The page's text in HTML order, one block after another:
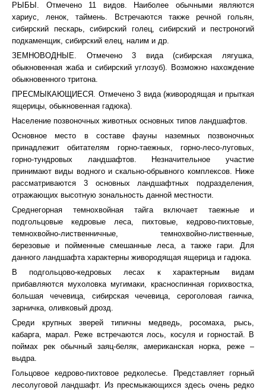
РЫБЫ. Отмечено 11 видов. Наиболее обычными являются
хариус, ленок, таймень. Встречаются также речной гольян,
сибирский пескарь, сибирский голец, сибирский и пестроногий
подкаменщик, сибирский елец, налим и др.
ЗЕМНОВОДНЫЕ. Отмечено 3 вида (сибирская лягушка,
обыкновенная жаба и сибирский углозуб). Возможно нахождение
обыкновенного тритона.
ПРЕСМЫКАЮЩИЕСЯ. Отмечено 3 вида (живородящая и прыткая
ящерицы, обыкновенная гадюка).
Население позвоночных животных основных типов ландшафтов.
Основное место в составе фауны наземных позвоночных
принадлежит обитателям горно-таежных, горно-лесо-луговых,
горно-тундровых ландшафтов. Незначительное участие
принимают виды водного и скально-обрывного комплексов. Ниже
рассматриваются 3 основных ландшафтных подразделения,
отражающих высотную зональность данной местности.
Среднегорная темнохвойная тайга включает таежные и
подгольцовые кедровые леса, пихтовые, кедрово-пихтовые,
темнохвойно-лиственничные, темнохвойно-лиственные,
березовые и пойменные смешанные леса, а также гари. Для
данного ландшафта характерны живородящая ящерица и гадюка.
В подгольцово-кедровых лесах к характерным видам
прибавляются мухоловка мугимаки, красноспинная горихвостка,
большая чечевица, сибирская чечевица, сероголовая гаичка,
зарничка, оливковый дрозд.
Среди крупных зверей типичны медведь, росомаха, рысь,
кабарга, марал. Реже встречаются лось, косуля и горностай. В
поймах рек обычный заяц-беляк, американская норка, реже –
выдра.
Гольцовое кедрово-пихтовое редколесье. Представляет горный
лесолуговой ландшафт. Из пресмыкающихся здесь очень редко